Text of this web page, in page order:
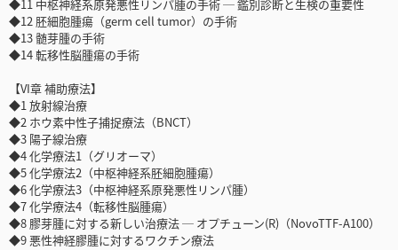
◆11 中枢神経系原発悪性リンパ腫の手術 ─ 鑑別診断と生検の重要性
◆12 胚細胞腫瘍（germ cell tumor）の手術
◆13 髄芽腫の手術
◆14 転移性脳腫瘍の手術
【VI章 補助療法】
◆1 放射線治療
◆2 ホウ素中性子捕捉療法（BNCT）
◆3 陽子線治療
◆4 化学療法1（グリオーマ）
◆5 化学療法2（中枢神経系胚細胞腫瘍）
◆6 化学療法3（中枢神経系原発悪性リンパ腫）
◆7 化学療法4（転移性脳腫瘍）
◆8 膠芽腫に対する新しい治療法 ─ オプチューン(R)（NovoTTF-A100）
◆9 悪性神経膠腫に対するワクチン療法